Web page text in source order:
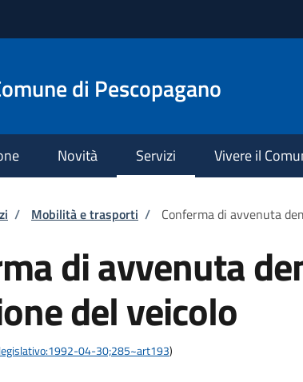
di Pescopagano
Novità Servizi Vivere il
di pane
/ Mobilità e trasporti / Conferma di avvenuta
di avvenuta
del veicolo
04-30;285~art193)